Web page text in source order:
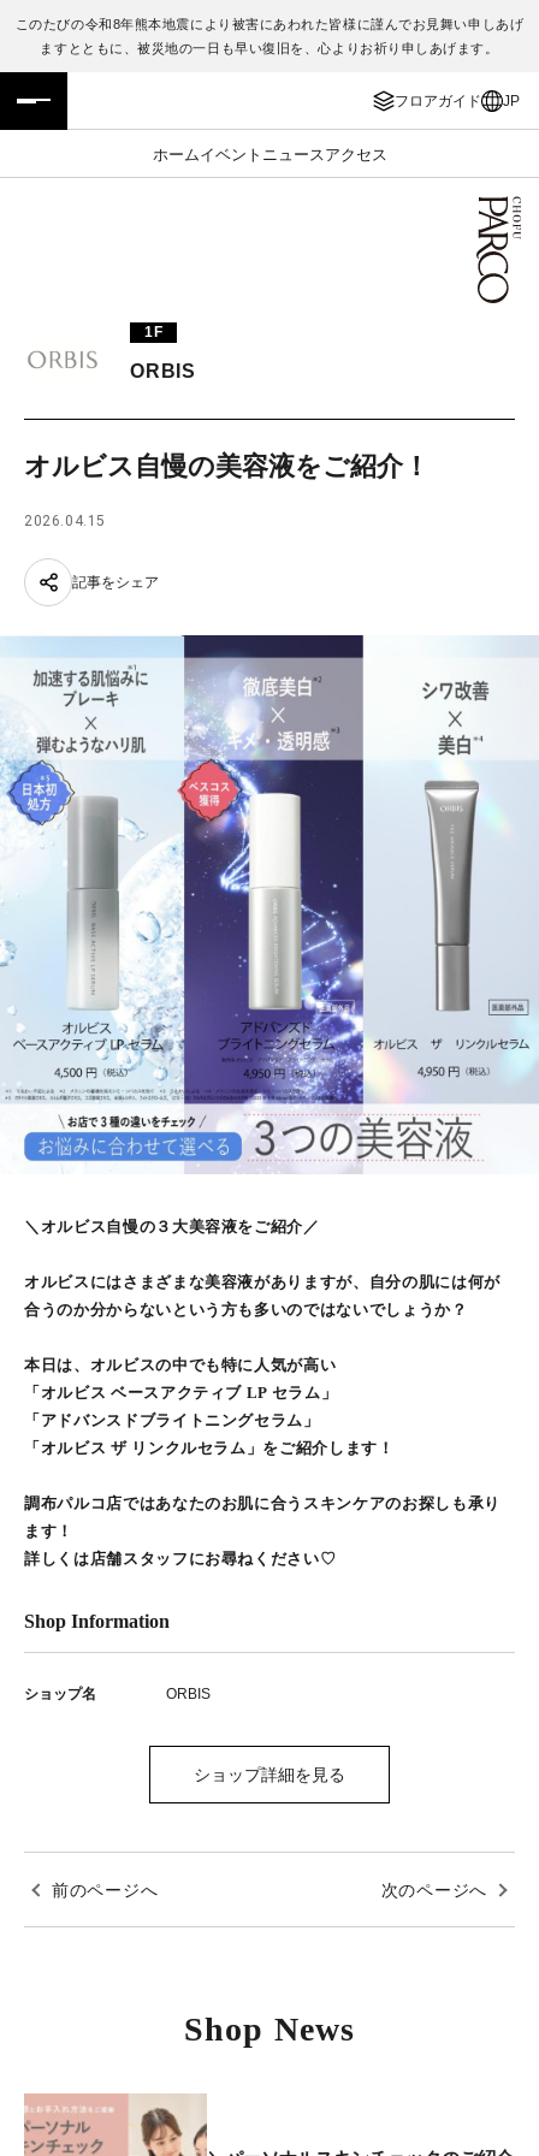
このたびの令和8年熊本地震により被害にあわれた皆様に謹んでお見舞い申しあげ
ますとともに、被災地の一日も早い復旧を、心よりお祈り申しあげます。
フロアガイド JP
ホームイベント ニュース アクセス
フロアガイド
施設案内・アクセス
TAX FREE
ENGLISH
繁体字
日本語
1F
ORBIS
オルビス自慢の美容液をご紹介！
2026.04.15
記事をシェア
＼オルビス自慢の３大美容液をご紹介／
オルビスにはさまざまな美容液がありますが、自分の肌には何が
合うのか分からないという方も多いのではないでしょうか？
本日は、オルビスの中でも特に人気が高い
「オルビス ベースアクティブ LP セラム」
「アドバンスドブライトニングセラム」
「オルビス ザ リンクルセラム」をご紹介します！
調布パルコ店ではあなたのお肌に合うスキンケアのお探しも承り
ます！
詳しくは店舗スタッフにお尋ねください♡
Shop Information
ショップ名 ORBIS
ショップ詳細を見る
前のページへ 次のページへ
Shop News